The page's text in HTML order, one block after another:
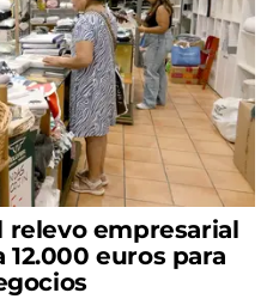
relevo empresarial
euros para